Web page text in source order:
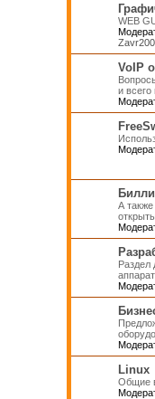
WEB
VoIP
и всего
А
Раздел
Linux
Общие